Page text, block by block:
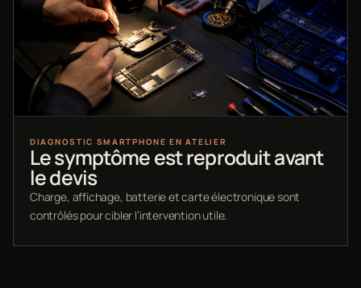
DIAGNOSTIC SMARTPHONE EN ATELIER
Le symptôme est reproduit avant
le devis
Charge, affichage, batterie et carte électronique sont
contrôlés pour cibler l’intervention utile.